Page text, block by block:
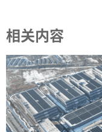
相关内容